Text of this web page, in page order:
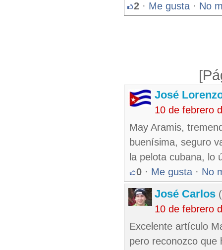
2 · Me gusta · No
José
10 de febrero
May Aramis,
buenísima, seguro
la pelota cubana, lo
0 · Me gusta · No
José Carlos
10 de febrero
Excelente artículo
pero reconozco que